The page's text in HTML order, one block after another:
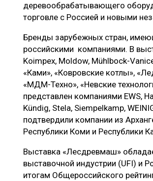
деревообрабатывающего
торговле с Россией и новыми
Бренды зарубежных стран,
российскими компаниями. В
Koimpex, Moldow, Mühlbock-
«Ками», «Ковровские котлы»,
«МДМ-Техно», «Невские
представлен компаниями EWS,
Kündig, Stela, Siempelkamp,
подтвердили компании из
Республики Коми и Республики
Выставка «Лесдревмаш»
выставочной индустрии (UFI) и
итогам Общероссийского